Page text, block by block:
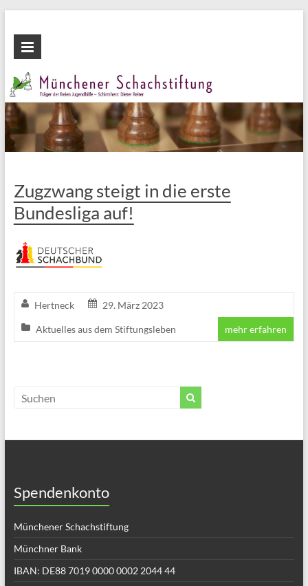
Inhalt
wechseln
Münchener
Schachstiftung
Fördern
durch
Schach
Zugzwang steigt in die erste
Bundesliga auf!
Hertneck 29. März 2023
Aktuelles aus dem Stiftungsleben mehr erfahren
Spendenkonto
Münchener Schachstiftung
Münchner Bank
IBAN: DE88 7019 0000 0002 2044 44